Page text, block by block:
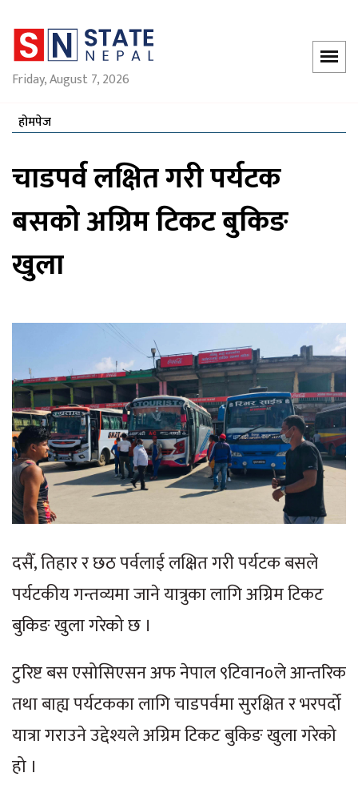
Friday, August 7, 2026
होमपेज
चाडपर्व लक्षित गरी पर्यटक
बसको अग्रिम टिकट बुकिङ
खुला
दसैँ, तिहार र छठ पर्वलाई लक्षित गरी पर्यटक बसले
पर्यटकीय गन्तव्यमा जाने यात्रुका लागि अग्रिम टिकट
बुकिङ खुला गरेको छ ।
टुरिष्ट बस एसोसिएसन अफ नेपाल ९टिवान०ले आन्तरिक
तथा बाह्य पर्यटकका लागि चाडपर्वमा सुरक्षित र भरपर्दो
यात्रा गराउने उद्देश्यले अग्रिम टिकट बुकिङ खुला गरेको
हो ।